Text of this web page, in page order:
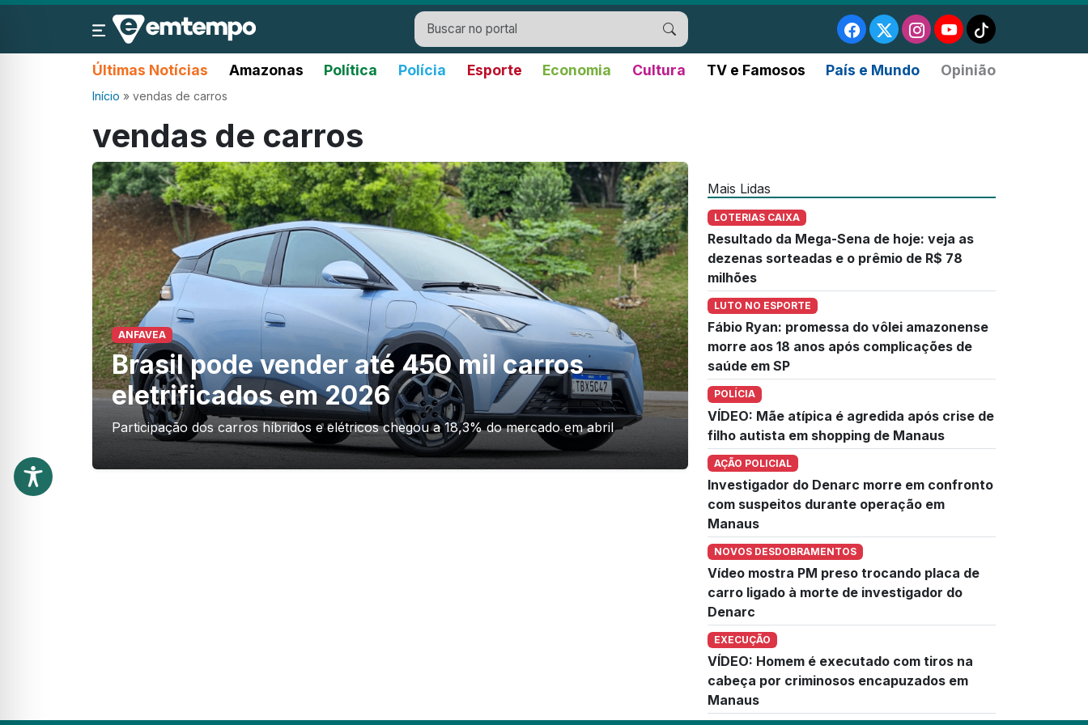
Últimas Notícias Amazonas Política Polícia Esporte Economia Cultura TV e Famosos País e Mundo Opinião
Início » vendas de carros
vendas de carros
ANFAVEA
Brasil pode vender até 450 mil carros
eletrificados em 2026
Participação dos carros híbridos e elétricos chegou a 18,3% do mercado em abril
Mais Lidas
LOTERIAS CAIXA
Resultado da Mega-Sena de hoje: veja as
dezenas sorteadas e o prêmio de R$ 78
milhões
LUTO NO ESPORTE
Fábio Ryan: promessa do vôlei amazonense
morre aos 18 anos após complicações de
saúde em SP
POLÍCIA
VÍDEO: Mãe atípica é agredida após crise de
filho autista em shopping de Manaus
AÇÃO POLICIAL
Investigador do Denarc morre em confronto
com suspeitos durante operação em
Manaus
NOVOS DESDOBRAMENTOS
Vídeo mostra PM preso trocando placa de
carro ligado à morte de investigador do
Denarc
EXECUÇÃO
VÍDEO: Homem é executado com tiros na
cabeça por criminosos encapuzados em
Manaus